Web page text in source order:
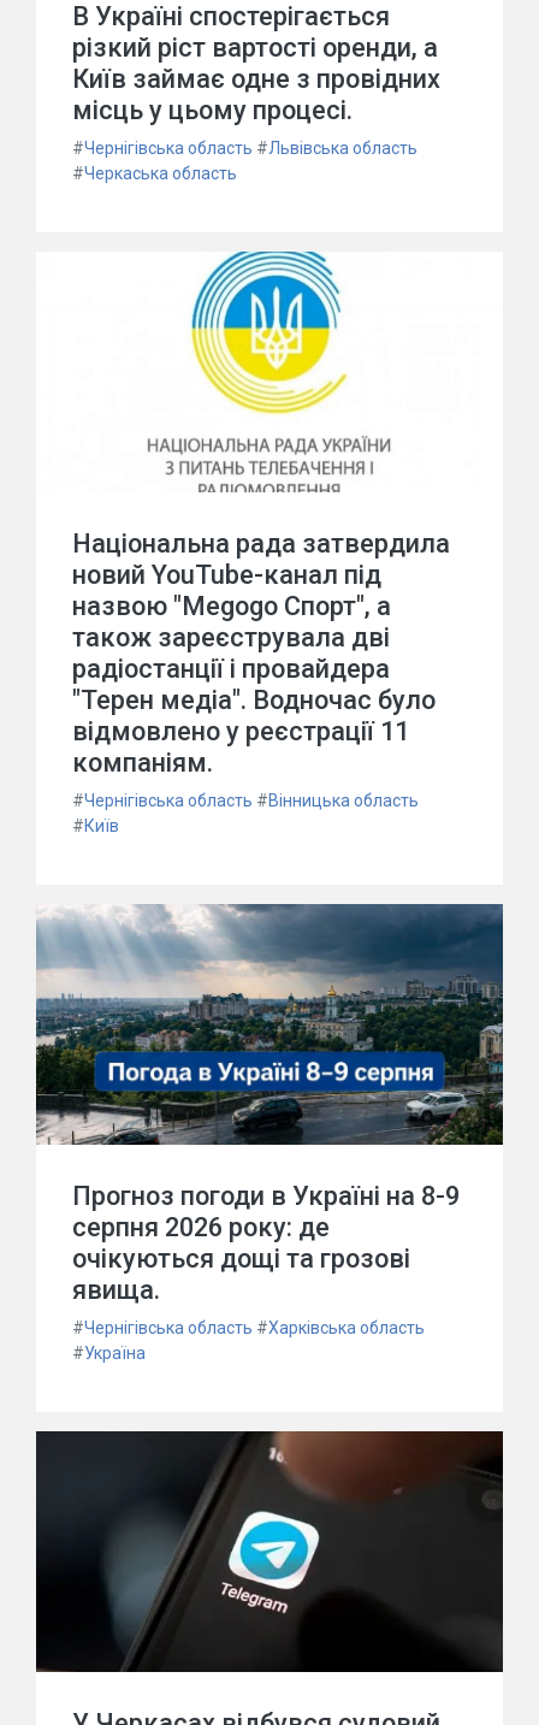
В Україні спостерігається
різкий ріст вартості оренди, а
Київ займає одне з провідних
місць у цьому процесі.
#Чернігівська область #Львівська область
#Черкаська область
Національна рада затвердила
новий YouTube-канал під
назвою "Megogo Спорт", а
також зареєструвала дві
радіостанції і провайдера
"Терен медіа". Водночас було
відмовлено у реєстрації 11
компаніям.
#Чернігівська область #Вінницька область
#Київ
Прогноз погоди в Україні на 8-9
серпня 2026 року: де
очікуються дощі та грозові
явища.
#Чернігівська область #Харківська область
#Україна